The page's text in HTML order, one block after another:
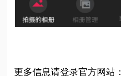
更多信息请登录官方网站：